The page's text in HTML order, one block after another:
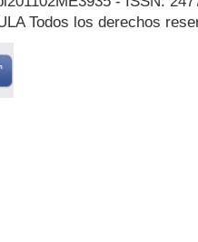
Todos los derechos